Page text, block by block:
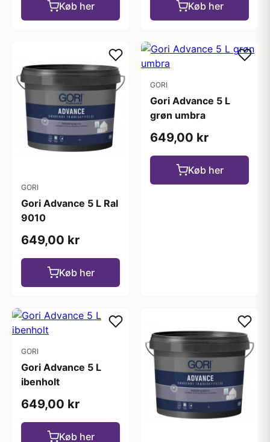
Køb her Køb her
GORI
Gori Advance 5 L Ral
9010
649,00 kr
Køb her
GORI
Gori Advance 5 L
grøn umbra
649,00 kr
Køb her
GORI
Gori Advance 5 L
ibenholt
649,00 kr
Køb her